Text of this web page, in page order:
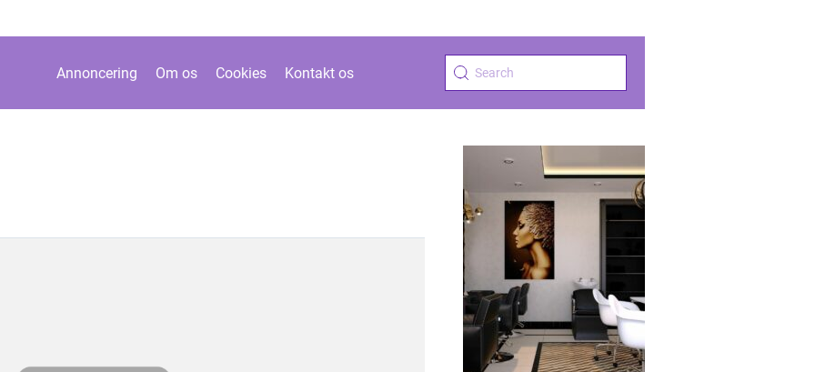
Annoncering Om os Cookies Kontakt os